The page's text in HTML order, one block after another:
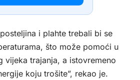
i plahte trebali bi se
što može pomoći u
vijeka trajanja, a istovremeno
koju trošite”, rekao je.